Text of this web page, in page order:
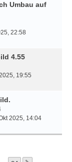
Umbau auf
22:58
4.55
19:55
2025, 14:04